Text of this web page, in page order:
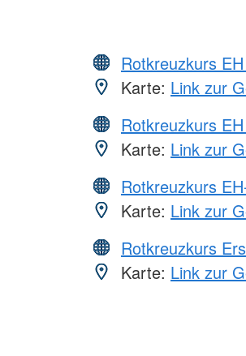
Rotkreuzkurs
Karte: Link zur
Rotkreuzkurs
Karte: Link zur
Rotkreuzkurs
Karte: Link zur
Rotkreuzkurs
Karte: Link zur